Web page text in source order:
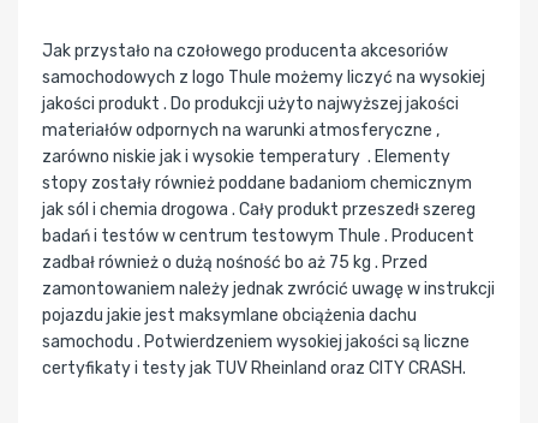
Jak przystało na czołowego producenta akcesoriów
samochodowych z logo Thule możemy liczyć na wysokiej
jakości produkt . Do produkcji użyto najwyższej jakości
materiałów odpornych na warunki atmosferyczne ,
zarówno niskie jak i wysokie temperatury . Elementy
stopy zostały również poddane badaniom chemicznym
jak sól i chemia drogowa . Cały produkt przeszedł szereg
badań i testów w centrum testowym Thule . Producent
zadbał również o dużą nośność bo aż 75 kg . Przed
zamontowaniem należy jednak zwrócić uwagę w instrukcji
pojazdu jakie jest maksymlane obciążenia dachu
samochodu . Potwierdzeniem wysokiej jakości są liczne
certyfikaty i testy jak TUV Rheinland oraz CITY CRASH.